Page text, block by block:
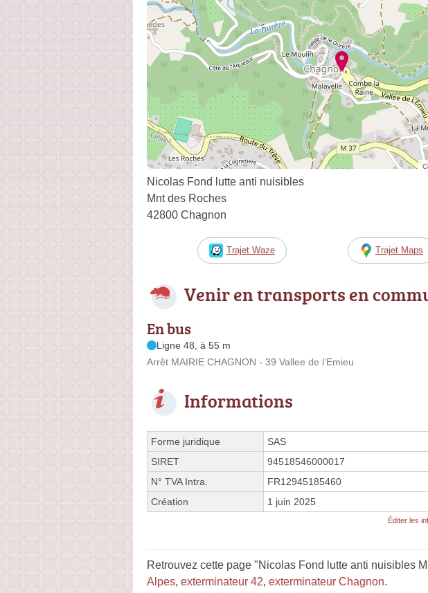
Nicolas Fond lutte anti nuisibles
Mnt des Roches
42800 Chagnon
Trajet Waze Trajet Maps
Venir en transports en
En bus
Ligne 48, à 55 m
Arrêt MAIRIE CHAGNON - 39 Vallee de l’Emieu
Informations
Forme juridique
SAS
SIRET
94518546000017
N° TVA Intra.
FR12945185460
Création
1 juin 2025
Éditer les
Retrouvez cette page "Nicolas Fond lutte anti nuisibles
Alpes, exterminateur 42, exterminateur Chagnon.